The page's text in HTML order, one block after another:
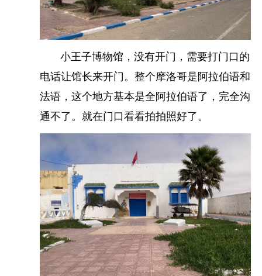
小王子博物馆，没有开门，需要打门口的
电话让馆长来开门。整个摩洛哥是阿拉伯语和
法语，这个地方基本是全阿拉伯语了，完全沟
通不了。就在门口看看拍拍照好了。